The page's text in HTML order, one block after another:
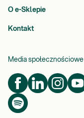
O e-Sklepie
Kontakt
Media społecznościowe